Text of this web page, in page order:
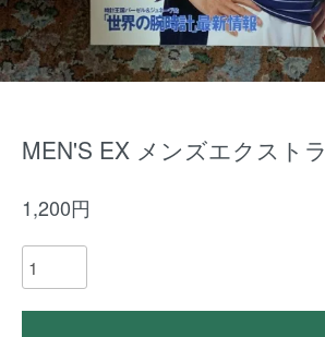
MEN'S EX メンズエクスト
1,200円